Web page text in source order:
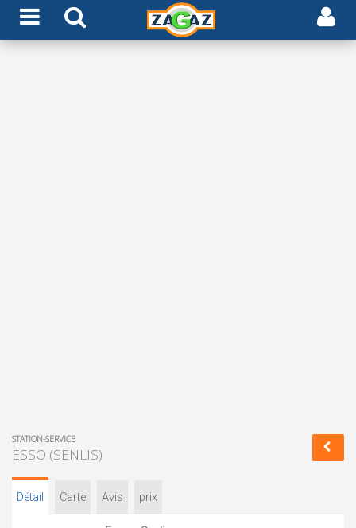
STATION-SERVICE
ESSO (SENLIS)
Détail Carte Avis prix